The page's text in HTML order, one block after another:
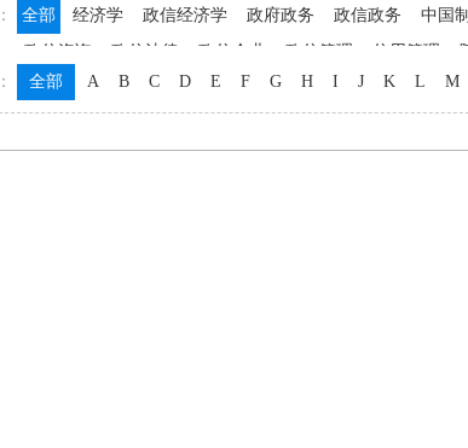
全部 经济学 政信经济学 政府政务 政信政务 中国
政信咨询
政信法律 政信企业 政信管理 信用管理
全部 A B C D E F G H I J K L M